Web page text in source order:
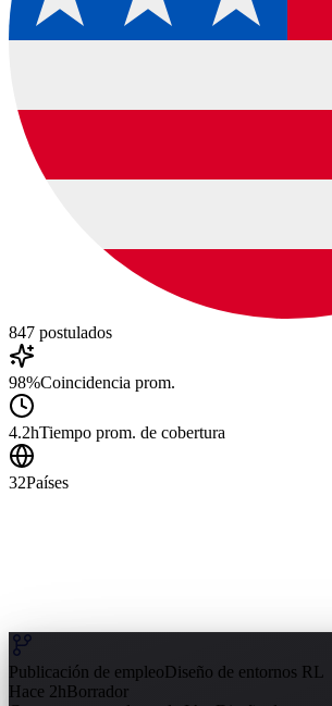
847 postulados
98%Coincidencia prom.
4.2hTiempo prom. de cobertura
32Países
Publicación de empleoDiseño de entornos RL
Hace 2hBorrador